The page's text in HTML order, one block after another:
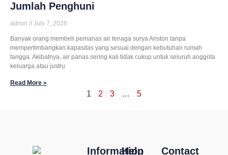
Jumlah Penghuni
admin July 7, 2026
Banyak orang membeli pemanas air tenaga surya Ariston tanpa
mempertimbangkan kapasitas yang sesuai dengan kebutuhan rumah
tangga. Akibatnya, air panas sering kali tidak cukup untuk seluruh anggota
keluarga atau justru
Read More »
1 2 3 … 5
Information
Help Contact